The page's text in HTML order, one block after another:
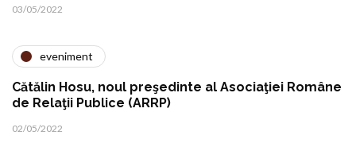
03/05/2022
eveniment
Cătălin Hosu, noul preşedinte al Asociaţiei Române
de Relaţii Publice (ARRP)
02/05/2022